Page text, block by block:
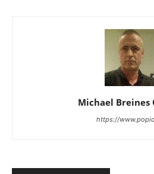
Michael Breines
https://